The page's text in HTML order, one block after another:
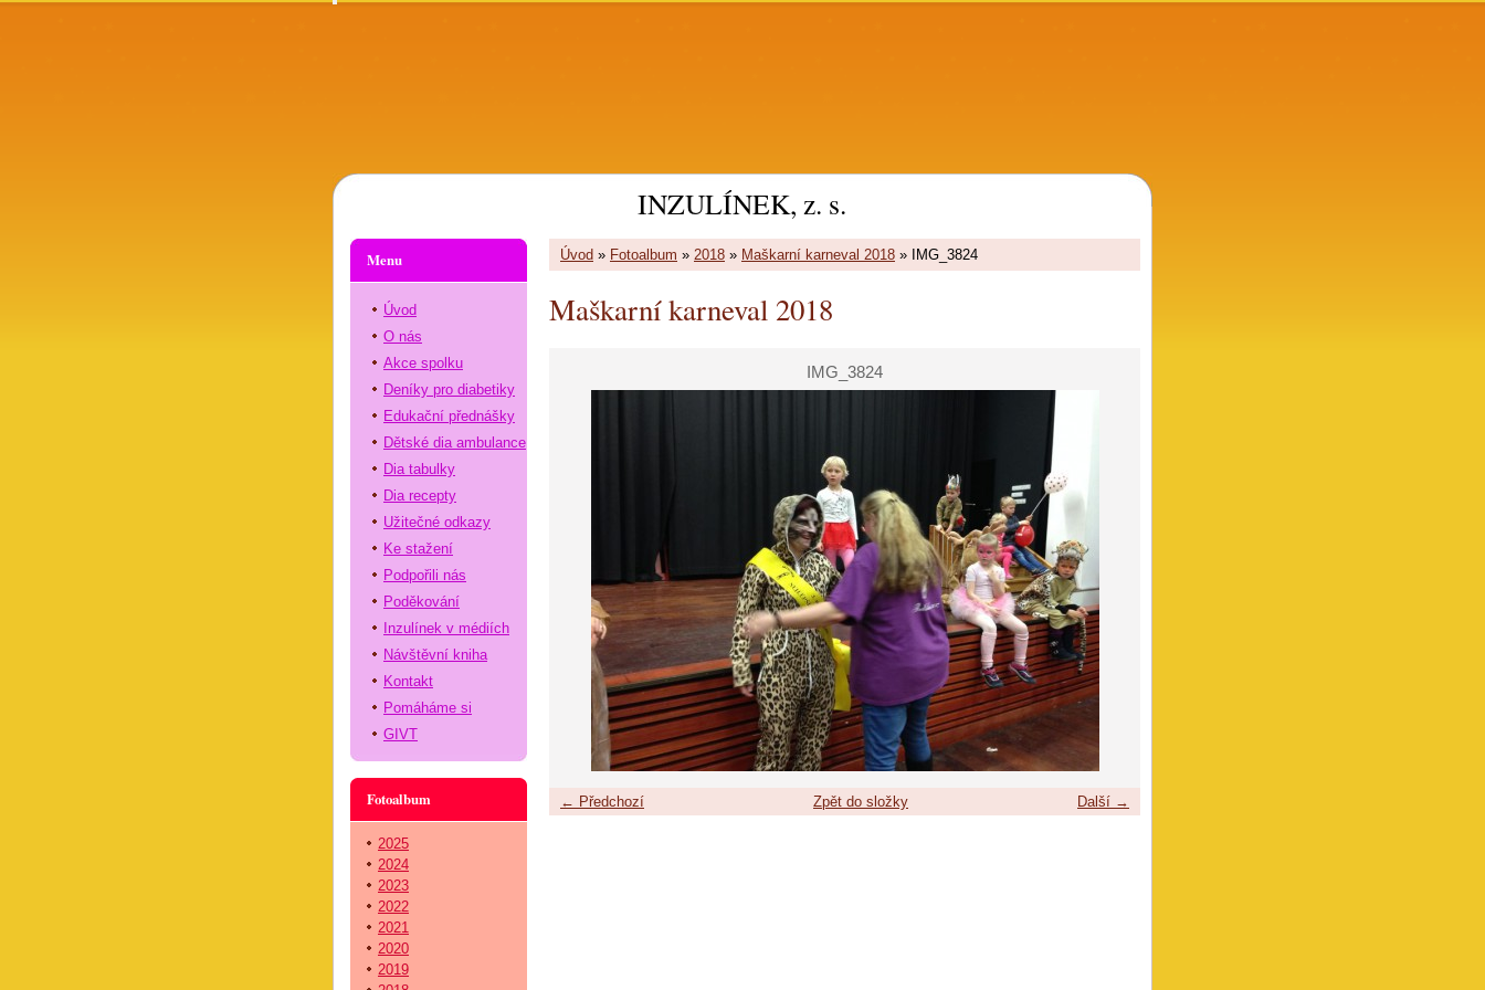
INZULÍNEK, z. s.
Úvod » Fotoalbum » 2018 » Maškarní karneval 2018 » IMG_3824
Maškarní karneval 2018
IMG_3824
← Předchozí Další →
Zpět do složky
Menu
Úvod
O nás
Akce spolku
Deníky pro diabetiky
Edukační přednášky
Dětské dia ambulance
Dia tabulky
Dia recepty
Užitečné odkazy
Ke stažení
Podpořili nás
Poděkování
Inzulínek v médiích
Návštěvní kniha
Kontakt
Pomáháme si
GIVT
Fotoalbum
2025
2024
2023
2022
2021
2020
2019